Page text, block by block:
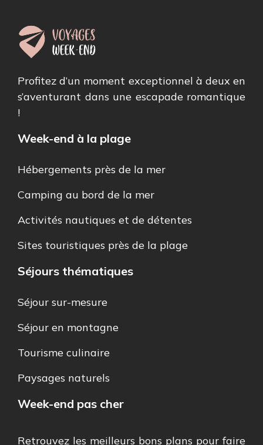
Profitez d’un moment exceptionnel à deux en
s’aventurant dans une escapade romantique
!
Week-end à la plage
Hébergements près de la mer
Camping au bord de la mer
Activités nautiques et de détentes
Sites touristiques près de la plage
Séjours thématiques
Séjour sur-mesure
Séjour en montagne
Tourisme culinaire
Paysages naturels
Week-end pas cher
Retrouvez les meilleurs bons plans pour faire